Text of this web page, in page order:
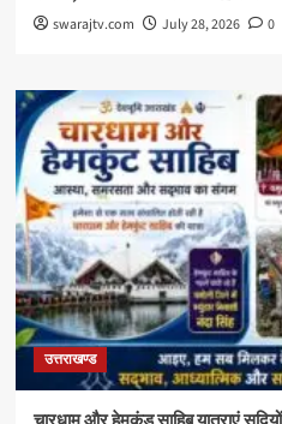
swarajtv.com July 28, 2026 0
उत्तराखण्ड